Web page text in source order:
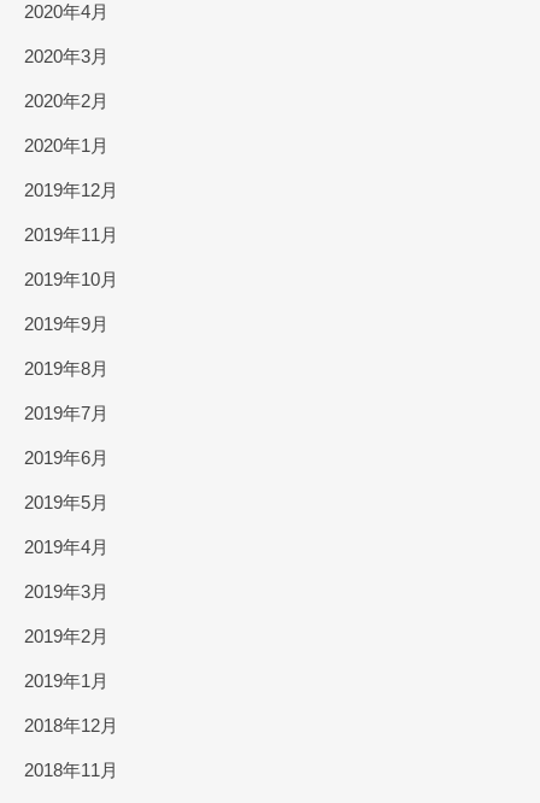
2020年4月
2020年3月
2020年2月
2020年1月
2019年12月
2019年11月
2019年10月
2019年9月
2019年8月
2019年7月
2019年6月
2019年5月
2019年4月
2019年3月
2019年2月
2019年1月
2018年12月
2018年11月